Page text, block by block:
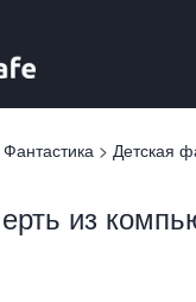
Фантастика > Детская
из